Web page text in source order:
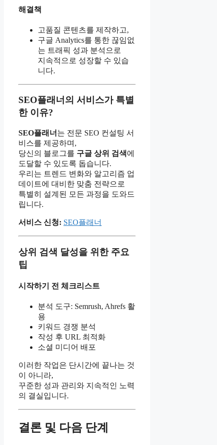
해결책
고품질 콘텐츠를 제작하고,
구글 Analytics를 통한 끊임없
는 트래픽 성과 분석으로
지속적으로 성장할 수 있습
니다.
SEO플래너의 서비스가 특별
한 이유?
SEO플래너 는 전문 SEO 컨설팅 서
비스를 제공하며,
당신의 블로그를 구글 상위 검색에
도달할 수 있도록 돕습니다.
우리는 트렌드 변화와 알고리즘 업
데이트에 대비한 맞춤 전략으로
특별히 설계된 모든 과정을 도와드
립니다.
서비스 신청: SEO플래너
상위 검색 달성을 위한 주요
팁
시작하기 전 체크리스트
분석 도구: Semrush, Ahrefs 활
용
키워드 경쟁 분석
작성 후 URL 최적화
소셜 미디어 배포
이러한 작업은 단시간에 끝나는 것
이 아니라,
꾸준한 성과 관리와 지속적인 노력
의 결실입니다.
결론 및 다음 단계